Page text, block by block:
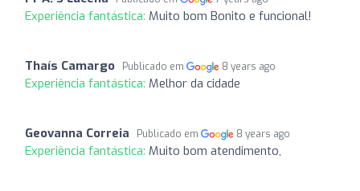
Experiência fantástica: Muito bom Bonito e funcional!
Thaís Camargo Publicado em 8 years ago
Experiência fantástica: Melhor da cidade
Geovanna Correia Publicado em 8 years ago
Experiência fantástica: Muito bom atendimento,